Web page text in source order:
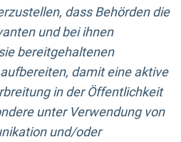
dass Behörden die
und bei ihnen
bereitgehaltenen
damit eine aktive
in der Öffentlichkeit
unter Verwendung von
und/oder